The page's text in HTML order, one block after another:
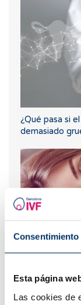
Consentimiento
Esta página
Las cookies de
¿Qué pasa si
demasiado
¿Puedo
quistes en los